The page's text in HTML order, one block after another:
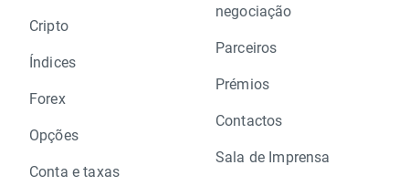
Cripto
Índices
Forex
Opções
Conta e taxas
negociação
Parceiros
Prémios
Contactos
Sala de Imprensa